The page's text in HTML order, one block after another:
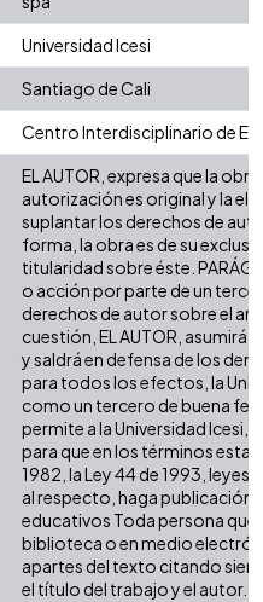
Universidad Icesi
Santiago de Cali
Centro Interdisciplinario de
EL AUTOR, expresa que la
autorización es original y la
suplantar los derechos de
forma, la obra es de su
titularidad sobre éste.
o acción por parte de un
derechos de autor sobre el
cuestión, EL AUTOR, asumirá
y saldrá en defensa de los
para todos los efectos, la
como un tercero de buena fe.
permite a la Universidad Icesi,
para que en los términos
1982, la Ley 44 de 1993, leyes
al respecto, haga publicación
educativos Toda persona que
biblioteca o en medio
apartes del texto citando
el título del trabajo y el autor.